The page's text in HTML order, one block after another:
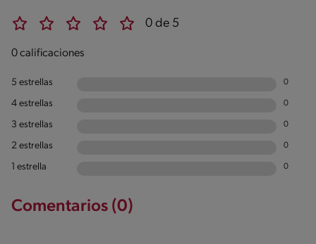
0 de 5
0 calificaciones
5 estrellas 0
4 estrellas 0
3 estrellas 0
2 estrellas 0
1 estrella 0
Comentarios (0)